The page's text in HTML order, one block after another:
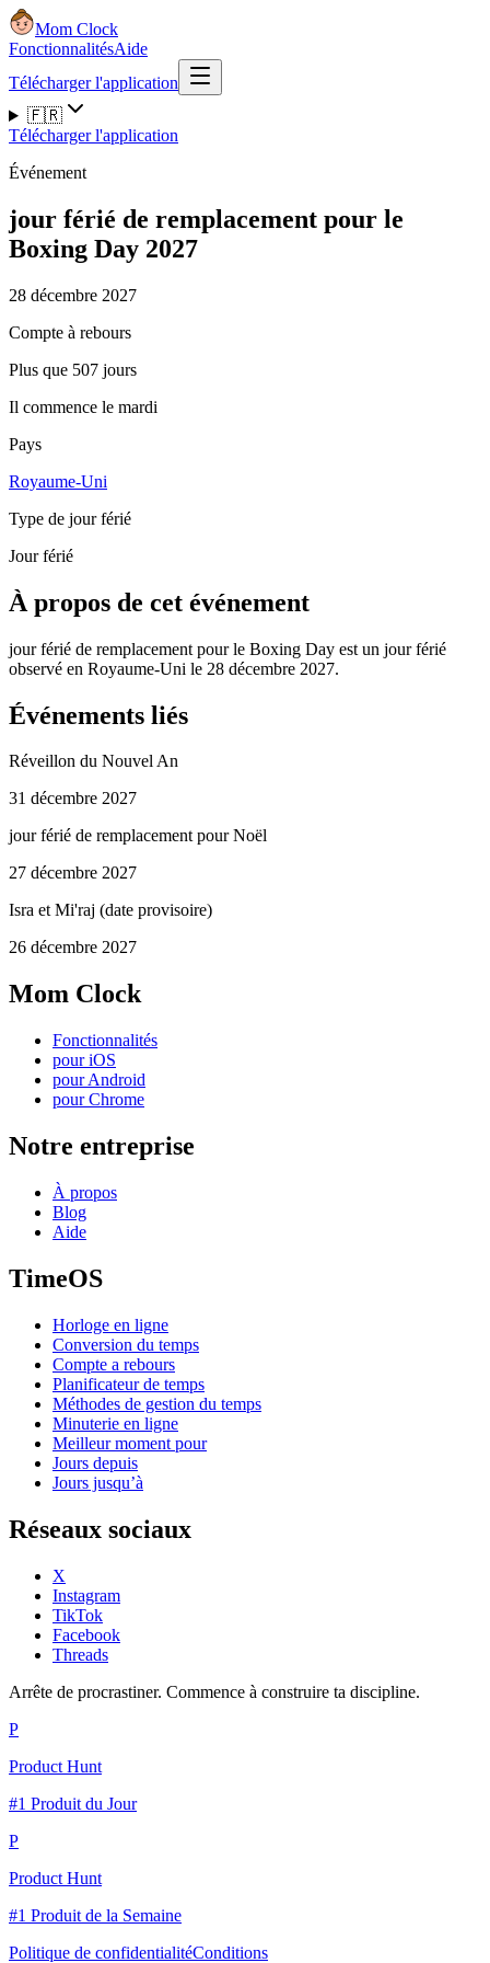
Mom Clock
FonctionnalitésAide
Télécharger l'application
🇫🇷
Télécharger l'application
Événement
jour férié de remplacement pour le
Boxing Day 2027
28 décembre 2027
Compte à rebours
Plus que 507 jours
Il commence le mardi
Pays
Royaume-Uni
Type de jour férié
Jour férié
À propos de cet événement
jour férié de remplacement pour le Boxing Day est un jour férié
observé en Royaume-Uni le 28 décembre 2027.
Événements liés
Réveillon du Nouvel An
31 décembre 2027
jour férié de remplacement pour Noël
27 décembre 2027
Isra et Mi'raj (date provisoire)
26 décembre 2027
Mom Clock
Fonctionnalités
pour iOS
pour Android
pour Chrome
Notre entreprise
À propos
Blog
Aide
TimeOS
Horloge en ligne
Conversion du temps
Compte a rebours
Planificateur de temps
Méthodes de gestion du temps
Minuterie en ligne
Meilleur moment pour
Jours depuis
Jours jusqu’à
Réseaux sociaux
X
Instagram
TikTok
Facebook
Threads
Arrête de procrastiner. Commence à construire ta discipline.
P
Product Hunt
#1 Produit du Jour
P
Product Hunt
#1 Produit de la Semaine
Politique de confidentialitéConditions